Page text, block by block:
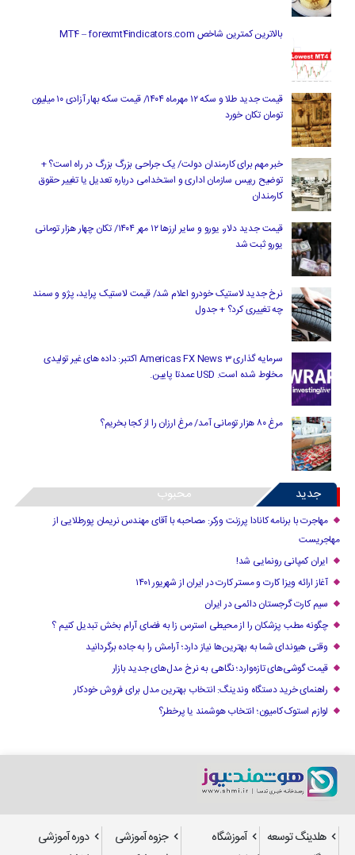
بالاترین کمترین شاخص MT4 – forexmt4indicators.com
قیمت جدید طلا و سکه ۱۲ مهرماه ۱۴۰۴/ قیمت سکه بهار آزادی ۱۰ میلیون
تومان تکان خورد
خبر مهم برای کارمندان دولت/ یک جراحی بزرگ بزرگ در راه است؟ +
توضیح رییس سازمان اداری و استخدامی درباره تعدیل یا تغییر حقوق
کارمندان
قیمت جدید دلار، یورو و سایر ارزها ۱۲ مهر ۱۴۰۴/ تکان چهار هزار تومانی
یورو ثبت شد
نرخ جدید لاستیک خودرو اعلام شد/ قیمت لاستیک پراید، پژو و سمند
چه تغییری کرد؟ + جدول
سرمایه گذاری Americas FX News 3 اکتبر: داده های غیر تولیدی
مخلوط شده است. USD عمدتا پایین.
مرغ ۸۰ هزار تومانی آمد/ مرغ ارزان را از کجا بخریم؟
جدید محبوب
مهاجرت با برنامه کانادا پرزنت ورکر: مصاحبه با آقای مهندس نریمان پورطلایی از
مهاجریست
ایران کمپانی رونمایی شد!
آغاز ارائه ویزا کارت و مستر کارت در ایران از شهریور ۱۴۰۱
سیم کارت گرجستان دائمی در ایران
چگونه مطب پزشکان را از محیطی استرس زا به فضای آرام بخش تبدیل کنیم ؟
وقتی هیوندای شما به بهترین‌ها نیاز دارد؛ آرامش را به جاده برگردانید
قیمت گوشی‌های تازه‌وارد؛ نگاهی به نرخ مدل‌های جدید بازار
راهنمای خرید دستگاه وندینگ: انتخاب بهترین مدل برای فروش خودکار
لوازم استوک کامیون؛ انتخاب هوشمند یا پرخطر؟
هلدینگ توسعه
آموزشگاه
جزوه آموزشی
دوره آموزشی